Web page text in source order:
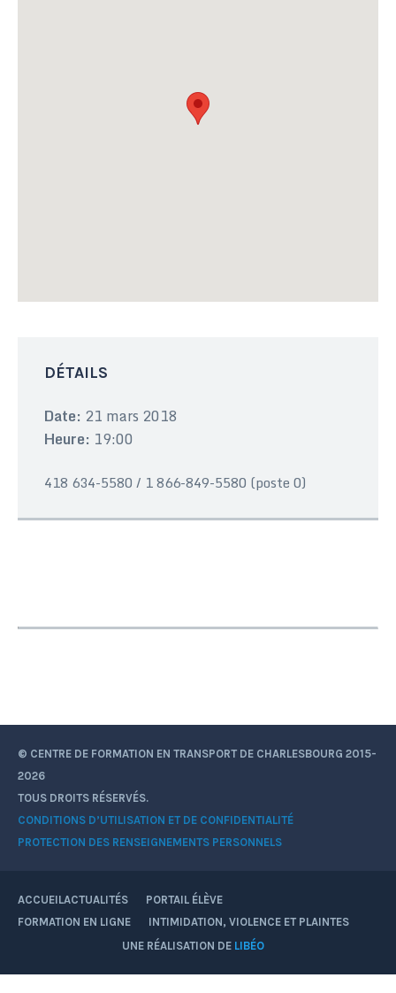
DÉTAILS
Date: 21 mars 2018
Heure: 19:00
418 634-5580 / 1 866-849-5580 (poste 0)
© CENTRE DE FORMATION EN TRANSPORT DE CHARLESBOURG 2015-
2026
TOUS DROITS RÉSERVÉS.
CONDITIONS D’UTILISATION ET DE CONFIDENTIALITÉ
PROTECTION DES RENSEIGNEMENTS PERSONNELS
ACCUEILACTUALITÉS
PORTAIL ÉLÈVE
FORMATION EN LIGNE
INTIMIDATION, VIOLENCE ET PLAINTES
InstagramUNE RÉALISATION DE LIBÉO